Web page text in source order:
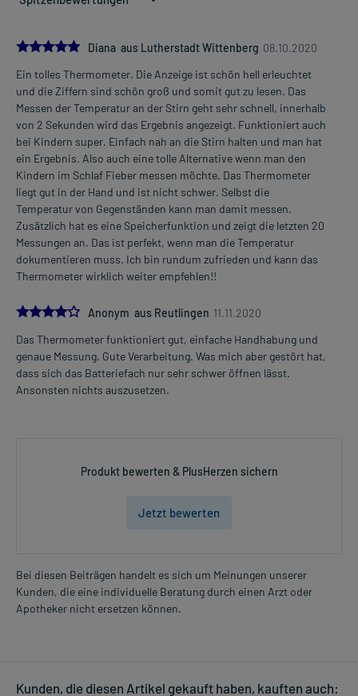
5.0
Diana aus Lutherstadt Wittenberg 08.10.2020
Ein tolles Thermometer. Die Anzeige ist schön hell erleuchtet
und die Ziffern sind schön groß und somit gut zu lesen. Das
Messen der Temperatur an der Stirn geht sehr schnell, innerhalb
von 2 Sekunden wird das Ergebnis angezeigt. Funktioniert auch
bei Kindern super. Einfach nah an die Stirn halten und man hat
ein Ergebnis. Also auch eine tolle Alternative wenn man den
Kindern im Schlaf Fieber messen möchte. Das Thermometer
liegt gut in der Hand und ist nicht schwer. Selbst die
Temperatur von Gegenständen kann man damit messen.
Zusätzlich hat es eine Speicherfunktion und zeigt die letzten 20
Messungen an. Das ist perfekt, wenn man die Temperatur
dokumentieren muss. Ich bin rundum zufrieden und kann das
Thermometer wirklich weiter empfehlen!!
4.0Anonym aus Reutlingen 11.11.2020
Das Thermometer funktioniert gut, einfache Handhabung und
genaue Messung. Gute Verarbeitung. Was mich aber gestört hat,
dass sich das Batteriefach nur sehr schwer öffnen lässt.
Ansonsten nichts auszusetzen.
Produkt bewerten & PlusHerzen sichern
Jetzt bewerten
Bei diesen Beiträgen handelt es sich um Meinungen unserer
Kunden, die eine individuelle Beratung durch einen Arzt oder
Apotheker nicht ersetzen können.
Kunden, die diesen Artikel gekauft haben, kauften auch: